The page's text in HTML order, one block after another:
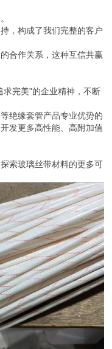
，构成了我们完整的客户
合作关系，这种互信共赢
完美"的企业精神，不断
绝缘套管产品专业优势的
发更多高性能、高附加值
索玻璃丝带材料的更多可